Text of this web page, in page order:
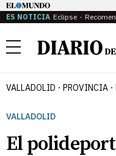
ES NOTICIA Eclipse
Menú
VALLADOLID PROVINCIA
VALLADOLID
El